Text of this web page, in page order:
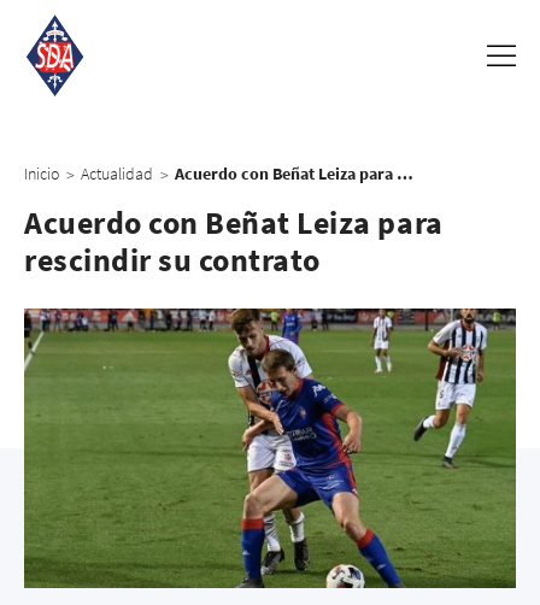
Inicio > Actualidad > Acuerdo con Beñat Leiza para rescindir su contrato
Acuerdo con Beñat Leiza para
rescindir su contrato